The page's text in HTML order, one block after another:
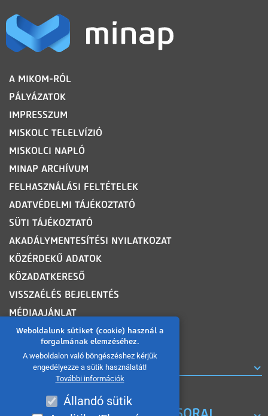
Weboldalunk sütiket (cookie) használ a
forgalmának elemzéséhez.
A weboldalon való böngészéshez kérjük
engedélyezze a sütik használatát!
További információk
Állandó sütik
LÁBLÉC
A MIKOM-RÓL
PÁLYÁZATOK
IMPRESSZUM
MISKOLC TELELVÍZIÓ
MISKOLCI NAPLÓ
MINAP ARCHÍVUM
FELHASZNÁLÁSI FELTÉTELEK
ADATVÉDELMI TÁJÉKOZTATÓ
SÜTI TÁJÉKOZTATÓ
AKADÁLYMENTESÍTÉSI NYILATKOZAT
KÖZÉRDEKŰ ADATOK
KÖZADATKERESŐ
VISSZAÉLÉS BEJELENTÉS
MÉDIAAJÁNLAT
OLDALTÉRKÉP
ROVATOK